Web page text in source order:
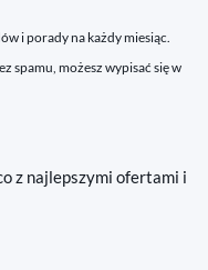
i porady na każdy miesiąc.
spamu, możesz wypisać się w
z najlepszymi ofertami i